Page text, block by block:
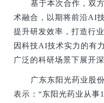
基于本次合作，双
术融合，以期将前沿AI
提升研发效率，打造行
因科技AI技术实力的有
广泛的科研场景下展开
广东东阳光药业股
表示：“东阳光药业从事